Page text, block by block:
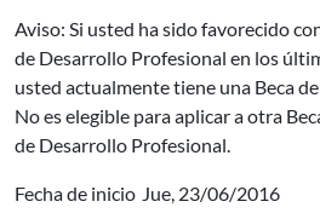
Aviso: Si usted ha sido favorecido
de Desarrollo Profesional en los
usted actualmente tiene una Beca
No es elegible para aplicar a otra
de Desarrollo Profesional.
Fecha de inicio Jue, 23/06/2016